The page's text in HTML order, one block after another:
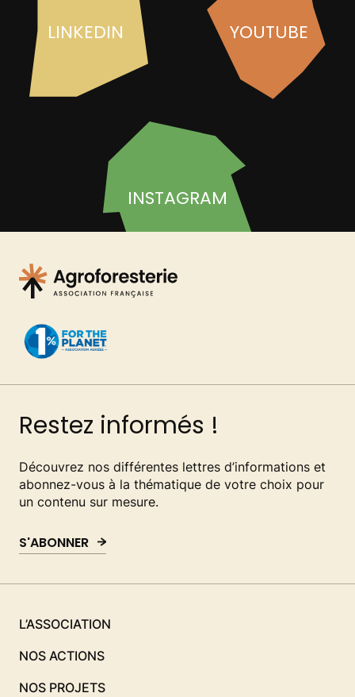
LINKEDIN YOUTUBE
INSTAGRAM
Restez informés !
Découvrez nos différentes lettres d’informations et
abonnez-vous à la thématique de votre choix pour
un contenu sur mesure.
S'ABONNER
L’ASSOCIATION
NOS ACTIONS
NOS PROJETS